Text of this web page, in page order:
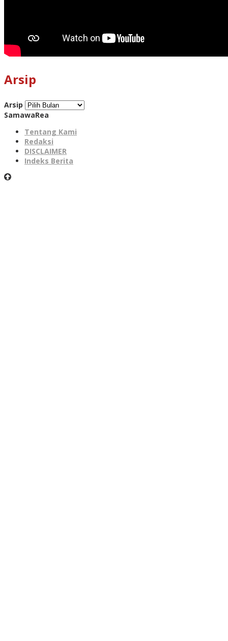
Arsip
Arsip
SamawaRea
Tentang Kami
Redaksi
DISCLAIMER
Indeks Berita